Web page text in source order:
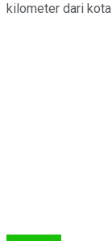
kilometer dari kota